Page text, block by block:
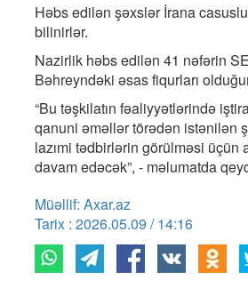
Həbs edilən şəxslər İrana
bilinirlər.
Nazirlik həbs edilən 41 nəfərin
Bəhreyndəki əsas fiqurları
“Bu təşkilatın fəaliyyətlərində
qanuni əməllər törədən istənilən
lazımi tədbirlərin görülməsi üçün
davam edəcək”, - məlumatda
Müəllif: Axar.az
Tarix : 2026.05.09 / 14:16